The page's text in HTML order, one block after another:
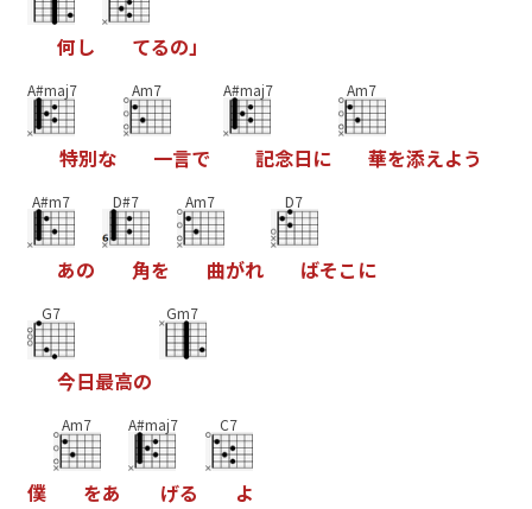
何し てるの 」
A#maj7
特別な
Am7
一言で
A#maj7
記念日に
Am7
華を添えよう
A#m7
あの
D#7
角を
Am7
曲がれ
D7
ばそこ に
G7
今日最高の
Gm7
僕
Am7
をあ
A#maj7
げる
C7
よ